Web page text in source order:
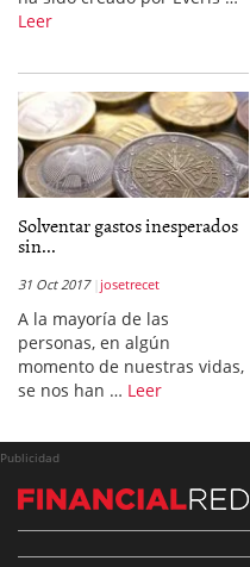
Leer
Solventar gastos inesperados
sin...
31 Oct 2017 josetrecet
A la mayoría de las
personas, en algún
momento de nuestras vidas,
se nos han … Leer
Publicidad